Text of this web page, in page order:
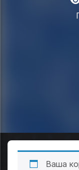
Ваша